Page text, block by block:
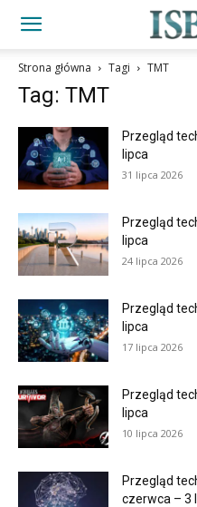
Strona główna Tagi TMT
Tag: TMT
Przegląd
lipca
31 lipca 2026
Przegląd
lipca
24 lipca 2026
Przegląd
lipca
17 lipca 2026
Przegląd
lipca
10 lipca 2026
Przegląd
czerwca – 3